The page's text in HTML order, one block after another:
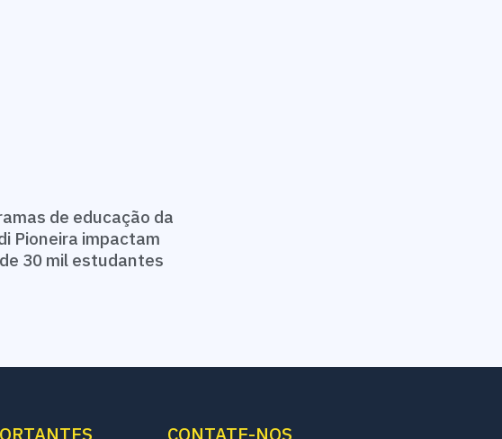
de educação da
Pioneira impactam
30 mil estudantes
CONTATE-NOS